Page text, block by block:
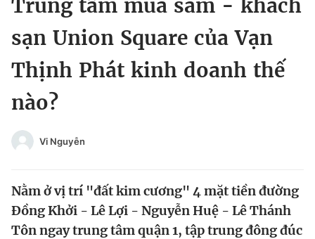
Chuyên mục
Chào ngày mới
Tin thị trường
Sản phẩm khác
Đổi mật khẩu
Tin đã lưu
Tin đã xem
Đăng xuất
Trung tâm mua sắm - khách
sạn Union Square của Vạn
Thịnh Phát kinh doanh thế
nào?
Vi Nguyễn
Nằm ở vị trí "đất kim cương" 4 mặt tiền đường
Đồng Khởi - Lê Lợi - Nguyễn Huệ - Lê Thánh
Tôn ngay trung tâm quận 1, tập trung đông đúc